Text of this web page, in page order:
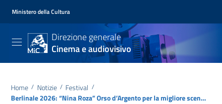
Ministero della Cultura
Direzione generale
Cinema e audiovisivo
Home / Notizie / Festival /
Berlinale 2026: “Nina Roza” Orso d’Argento per la migliore sceneggiatura